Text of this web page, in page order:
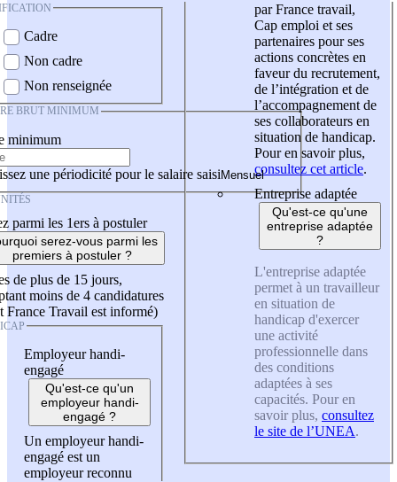
Cadre
Non cadre
Non renseignée
BRUT MINIMUM
minimum
une périodicité pour le salaire saisi
parmi les 1ers à postuler
serez-vous parmi les
premiers à postuler ?
de plus de 15 jours,
moins de 4 candidatures
France Travail est informé)
Employeur handi-
engagé
Qu'est-ce qu'un
employeur handi-
engagé ?
Un employeur handi-
engagé est un
employeur reconnu
par France travail,
Cap emploi et ses
partenaires pour ses
actions concrètes en
faveur du recrutement,
de l’intégration et de
l’accompagnement de
ses collaborateurs en
situation de handicap.
Pour en savoir plus,
consultez cet article.
Entreprise adaptée
Qu'est-ce qu'une
entreprise adaptée
?
L'entreprise adaptée
permet à un travailleur
en situation de
handicap d'exercer
une activité
professionnelle dans
des conditions
adaptées à ses
capacités. Pour en
savoir plus, consultez
le site de l’UNEA.